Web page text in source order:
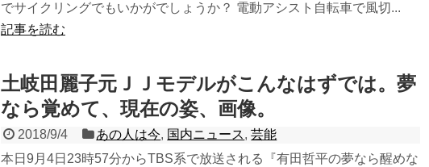
でサイクリングでもいかがでしょうか？ 電動アシスト自転車で風切...
記事を読む
土岐田麗子元ＪＪモデルがこんなはずでは。夢
なら覚めて、現在の姿、画像。
2018/9/4 あの人は今, 国内ニュース,芸能
本日9月4日23時57分からTBS系で放送される『有田哲平の夢なら醒めな